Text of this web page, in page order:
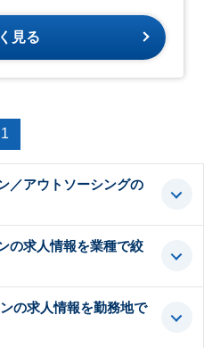
見る
1
／アウトソーシングの
の求人情報を業種で絞
の求人情報を勤務地で